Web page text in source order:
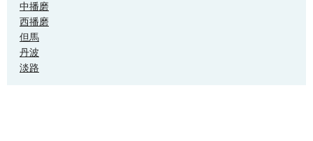
中播磨
西播磨
但馬
丹波
淡路